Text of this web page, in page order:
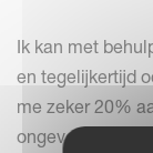
Ik kan met
en tegelijkertijd
me zeker 20%
ongeveer 30 ton